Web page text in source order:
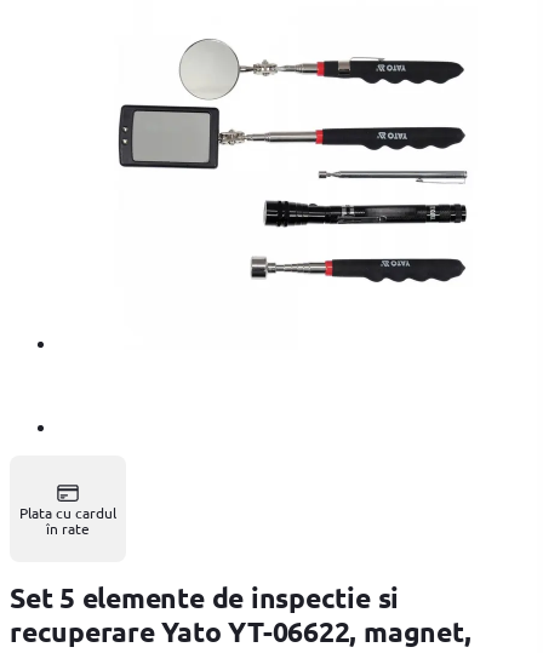
Plata cu cardul
în rate
Set 5 elemente de inspectie si
recuperare Yato YT-06622, magnet,